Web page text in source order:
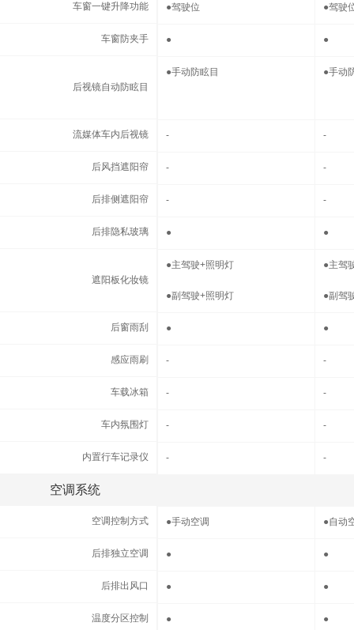
车窗一键升降功能 ●驾驶位 ●驾驶
车窗防夹手 ● ●
●手动防眩目 ●手动
流媒体车内后视镜 - -
后风挡遮阳帘 - -
后排侧遮阳帘 - -
后排隐私玻璃 ● ●
●主驾驶+照明灯
●副驾驶+照明灯
●主驾
●副驾
后窗雨刮 ● ●
感应雨刷 - -
车载冰箱 - -
车内氛围灯 - -
内置行车记录仪 - -
空调系统
空调控制方式 ●手动空调 ●自动
后排独立空调 ● ●
后排出风口 ● ●
温度分区控制 ● ●
车窗一键升降功能
车窗防夹手
后视镜自动防眩目
流媒体车内后视镜
后风挡遮阳帘
后排侧遮阳帘
后排隐私玻璃
遮阳板化妆镜
后窗雨刮
感应雨刷
车载冰箱
车内氛围灯
内置行车记录仪
空调系统
空调控制方式
后排独立空调
后排出风口
温度分区控制